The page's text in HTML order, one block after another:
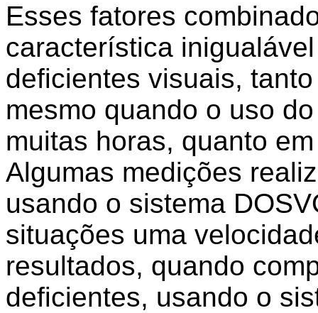
Esses fatores
característica
deficientes visuais,
mesmo quando o uso
muitas horas, quanto
Algumas medições
usando o sistema
situações uma
resultados, quando
deficientes, usando o